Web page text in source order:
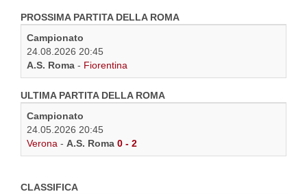
PROSSIMA PARTITA DELLA ROMA
Campionato
24.08.2026 20:45
A.S. Roma - Fiorentina
ULTIMA PARTITA DELLA ROMA
Campionato
24.05.2026 20:45
Verona - A.S. Roma 0 - 2
CLASSIFICA